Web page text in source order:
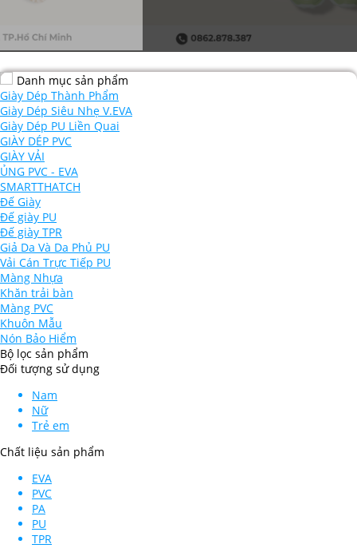
Danh mục sản phẩm
Giày Dép Thành Phẩm
Giày Dép Siêu Nhẹ V.EVA
Giày Dép PU Liền Quai
GIÀY DÉP PVC
GIÀY VẢI
ỦNG PVC - EVA
SMARTTHATCH
Đế Giày
Đế giày PU
Đế giày TPR
Giả Da Và Da Phủ PU
Vải Cán Trực Tiếp PU
Màng Nhựa
Khăn trải bàn
Màng PVC
Khuôn Mẫu
Nón Bảo Hiểm
Bộ lọc sản phẩm
Đối tượng sử dụng
Nam
Nữ
Trẻ em
Chất liệu sản phẩm
EVA
PVC
PA
PU
TPR